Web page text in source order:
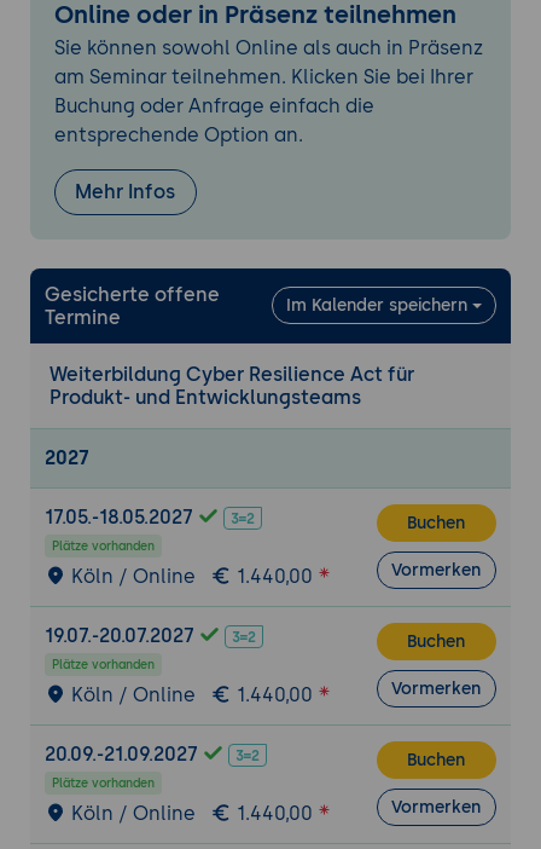
Praxis-Übung: Ein Beispielprodukt einer
Risikoklasse zuordnen und den passenden
Konformitätsweg festlegen.
4. Wesentliche Anforderungen: Secure-by-
Design und Secure-by-Default
Die Sicherheitsanforderungen aus Annex I
Sichere Voreinstellungen und reduzierte
Angriffsfläche
Schutz von Vertraulichkeit und Integrität
Informations- und Anleitungspflichten
gegenüber Nutzern aus Annex II
Praxis-Übung:
konkrete Maßnahmen übersetzen.
Tag 2: 5. Software Bill of Materials erstellen
und pflegen
der CRA verlangt
Maschinenlesbare Formate wie SPDX und
CycloneDX
Erst- und Drittkomponenten einschließlich
Open Source erfassen
SBOM-Erzeugung im Entwicklungsprozess
verankern
Online oder in Präsenz teilnehmen
Sie können sowohl Online als auch in Präsenz
am Seminar teilnehmen. Klicken Sie bei Ihrer
Buchung oder Anfrage einfach die
entsprechende Option an.
Mehr Infos
Gesicherte offene
Termine
Im Kalender speichern
Weiterbildung Cyber Resilience Act für
Produkt- und Entwicklungsteams
2027
17.05.-18.05.2027
Plätze vorhanden
Köln / Online 1.440,00
Buchen
Vormerken
19.07.-20.07.2027
Plätze vorhanden
Köln / Online 1.440,00
Buchen
Vormerken
20.09.-21.09.2027
Plätze vorhanden
Köln / Online 1.440,00
Buchen
Vormerken